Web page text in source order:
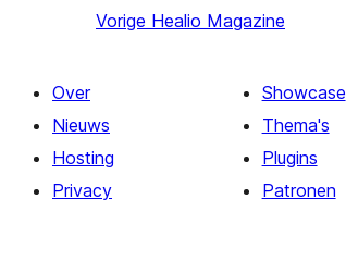
Vorige Healio Magazine
Over
Nieuws
Hosting
Privacy
Showcase
Thema's
Plugins
Patronen